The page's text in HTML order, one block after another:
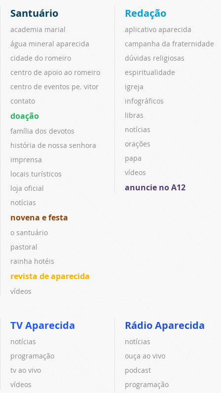
Santuário
academia marial
água mineral aparecida
cidade do romeiro
centro de apoio ao romeiro
centro de eventos pe. vitor
contato
doação
família dos devotos
história de nossa senhora
imprensa
locais turísticos
loja oficial
notícias
novena e festa
o santuário
pastoral
rainha hotéis
revista de aparecida
vídeos
Redação
aplicativo aparecida
campanha da fraternidade
dúvidas religiosas
espiritualidade
igreja
infográficos
libras
notícias
orações
papa
vídeos
anuncie no A12
TV Aparecida
notícias
programação
tv ao vivo
vídeos
Rádio Aparecida
notícias
ouça ao vivo
podcast
programação